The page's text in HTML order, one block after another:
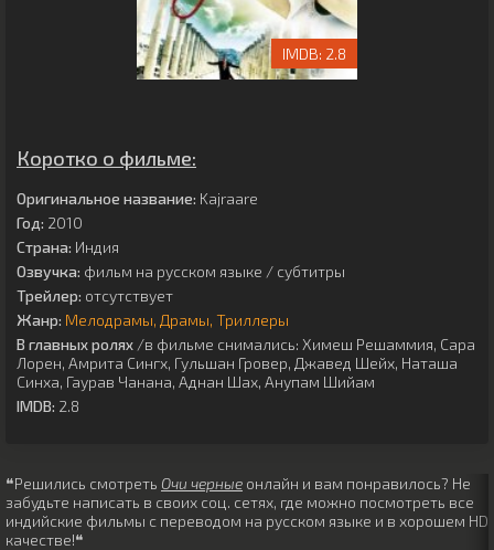
2.8
Коротко о фильме:
Оригинальное название: Kajraare
Год: 2010
Страна: Индия
Озвучка: фильм на русском языке / субтитры
Трейлер: отсутствует
Жанр: Мелодрамы Драмы Триллеры
В главных ролях /в фильме снимались: Химеш Решаммия, Сара
Лорен, Амрита Сингх, Гульшан Гровер, Джавед Шейх, Наташа
Синха, Гаурав Чанана, Аднан Шах, Анупам Шийам
IMDB: 2.8
❝Решились смотреть Очи черные онлайн и вам понравилось? Не
забудьте написать в своих соц. сетях, где можно посмотреть все
индийские фильмы с переводом на русском языке и в хорошем HD
качестве!❝